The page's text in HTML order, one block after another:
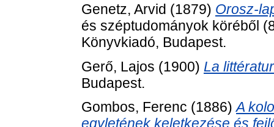
Genetz, Arvid (1879) Orosz-
és széptudományok köréből
Könyvkiadó, Budapest.
Gerő, Lajos (1900) La
Budapest.
Gombos, Ferenc (1886)A
egyletének keletkezése és